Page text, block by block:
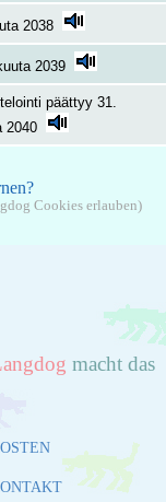
2038
2039
päättyy 31.
2040
Cookies erlauben)
macht das